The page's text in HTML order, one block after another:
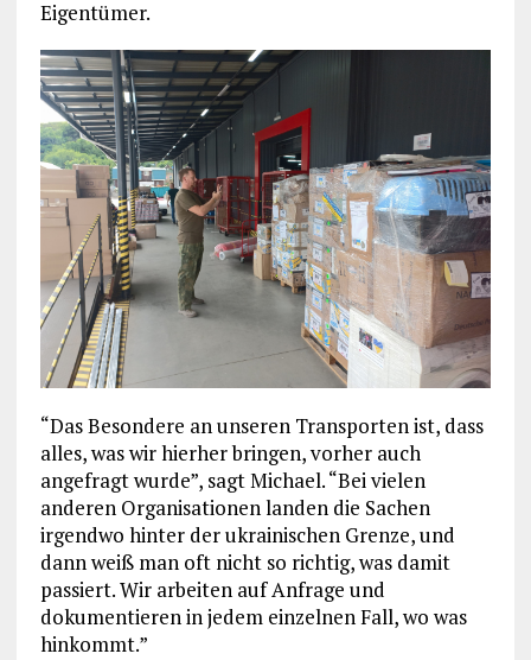
Eigentümer.
“Das Besondere an unseren Transporten ist, dass
alles, was wir hierher bringen, vorher auch
angefragt wurde”, sagt Michael. “Bei vielen
anderen Organisationen landen die Sachen
irgendwo hinter der ukrainischen Grenze, und
dann weiß man oft nicht so richtig, was damit
passiert. Wir arbeiten auf Anfrage und
dokumentieren in jedem einzelnen Fall, wo was
hinkommt.”